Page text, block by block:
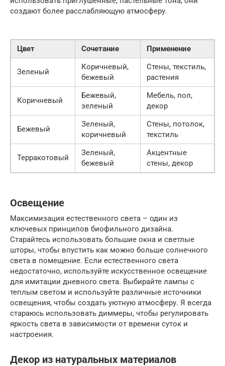
создают более расслабляющую атмосферу.
Цвет Сочетание Применение
Зеленый
Коричневый,
бежевый
Стены, текстиль,
растения
Коричневый
Бежевый,
зеленый
Мебель, пол,
декор
Бежевый
Зеленый,
коричневый
Стены, потолок,
текстиль
Терракотовый
Зеленый,
бежевый
Акцентные
стены, декор
Освещение
Максимизация естественного света – один из
ключевых принципов биофильного дизайна.
Старайтесь использовать большие окна и светлые
шторы, чтобы впустить как можно больше солнечного
света в помещение. Если естественного света
недостаточно, используйте искусственное освещение
для имитации дневного света. Выбирайте лампы с
теплым светом и используйте различные источники
освещения, чтобы создать уютную атмосферу. Я всегда
стараюсь использовать диммеры, чтобы регулировать
яркость света в зависимости от времени суток и
настроения.
Декор из натуральных материалов